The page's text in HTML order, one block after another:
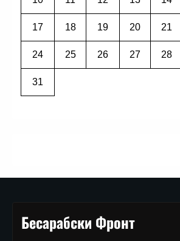
17 18 19 20 21
24 25 26 27 28
31
Бесарабски Фронт